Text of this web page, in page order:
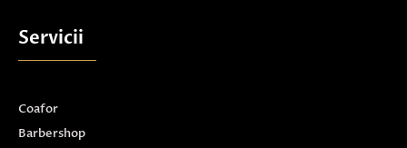
Servicii
Coafor
Barbershop